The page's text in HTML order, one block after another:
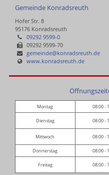
Gemeinde Konradsreuth
Hofer Str. 8
95176 Konradsreuth
09292 9599-0
09292 9599-70
gemeinde@konradsreuth.de
www.konradsreuth.de
Montag 08:00 -
Dienstag 08:00 -
Mittwoch 08:00 -
Donnerstag 08:00 -
Freitag 08:00 -